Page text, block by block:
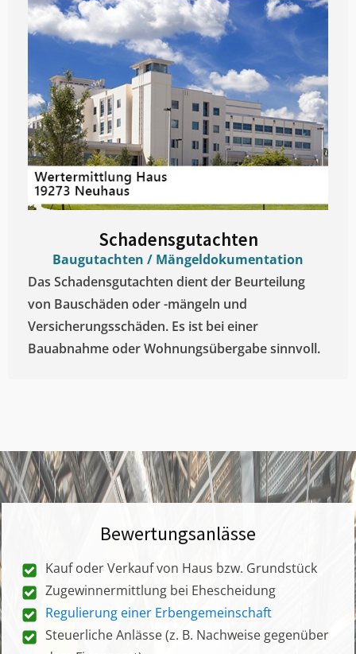
Schadensgutachten
Baugutachten / Mängeldokumentation
Das Schadensgutachten dient der Beurteilung
von Bauschäden oder -mängeln und
Versicherungsschäden. Es ist bei einer
Bauabnahme oder Wohnungsübergabe sinnvoll.
Bewertungsanlässe
Kauf oder Verkauf von Haus bzw. Grundstück
Zugewinnermittlung bei Ehescheidung
Regulierung einer Erbengemeinschaft
Steuerliche Anlässe (z. B. Nachweise gegenüber